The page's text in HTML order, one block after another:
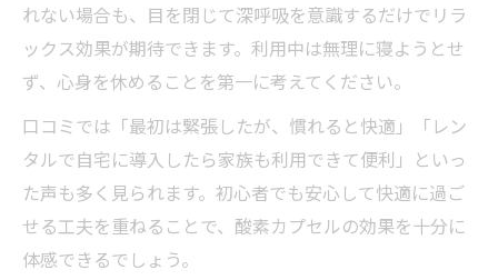
れない場合も、目を閉じて深呼吸を意識するだけでリラ
ックス効果が期待できます。利用中は無理に寝ようとせ
ず、心身を休めることを第一に考えてください。
口コミでは「最初は緊張したが、慣れると快適」「レン
タルで自宅に導入したら家族も利用できて便利」といっ
た声も多く見られます。初心者でも安心して快適に過ご
せる工夫を重ねることで、酸素カプセルの効果を十分に
体感できるでしょう。